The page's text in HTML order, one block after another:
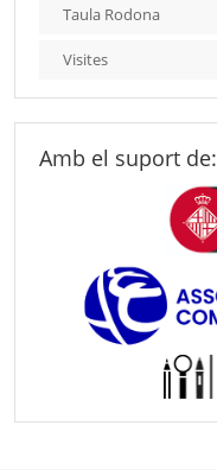
Taula Rodona
Visites
Amb el suport de: